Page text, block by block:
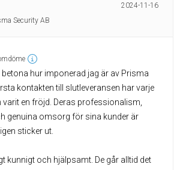
2024-11-16
Security AB
hur imponerad jag är av Prisma
kontakten till slutleveransen har varje
varit en fröjd. Deras professionalism,
genuina omsorg för sina kunder är
sticker ut.
kunnigt och hjälpsamt. De går alltid det